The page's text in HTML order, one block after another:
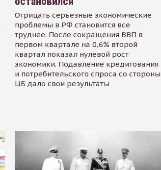
Отрицать серьезные экономические
проблемы в РФ становится все
труднее. После сокращения ВВП в
первом квартале на 0,6% второй
квартал показал нулевой рост
экономики. Подавление кредитования
и потребительского спроса со стороны
ЦБ дало свои результаты